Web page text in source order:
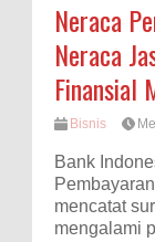
Neraca
Neraca
Finansial
Bisnis
Bank
mencatat
mengalami